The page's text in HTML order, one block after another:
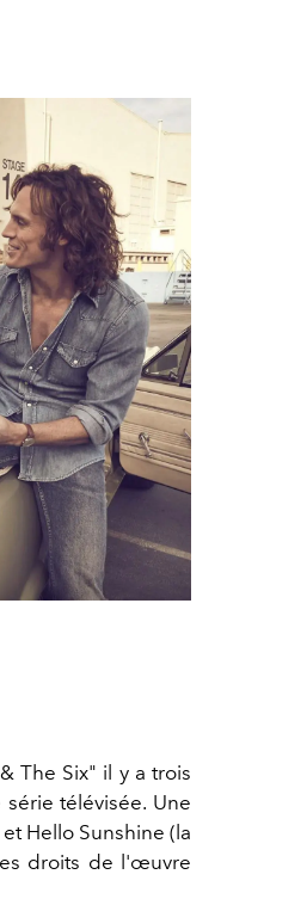
The Six" il y a trois
télévisée. Une
Hello Sunshine (la
droits de l'œuvre